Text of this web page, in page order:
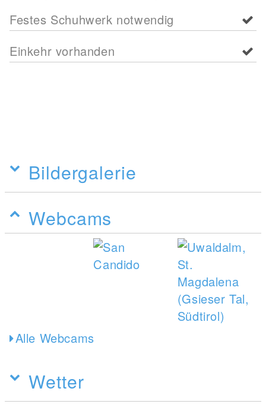
Festes Schuhwerk notwendig
Einkehr vorhanden
Bildergalerie
Webcams
Alle Webcams
Wetter